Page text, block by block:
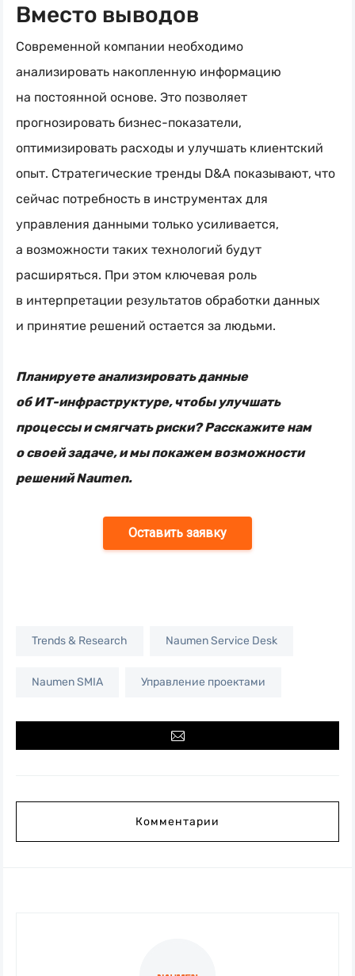
Вместо выводов
Современной компании необходимо
анализировать накопленную информацию
на постоянной основе. Это позволяет
прогнозировать бизнес-показатели,
оптимизировать расходы и улучшать клиентский
опыт. Стратегические тренды D&A показывают, что
сейчас потребность в инструментах для
управления данными только усиливается,
а возможности таких технологий будут
расширяться. При этом ключевая роль
в интерпретации результатов обработки данных
и принятие решений остается за людьми.
Планируете анализировать данные
обИТ-инфраструктуре, чтобы улучшать
процессы и смягчать риски? Расскажите нам
о своей задаче, и мы покажем возможности
решений Naumen.
Оставить заявку
Trends & Research Naumen Service Desk
Naumen SMIA Управление проектами
Комментарии